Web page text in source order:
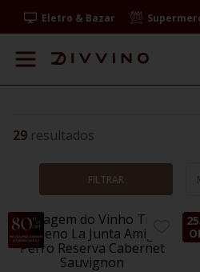
Eletro & Bazar
29
FILTRAR
35%
OFF